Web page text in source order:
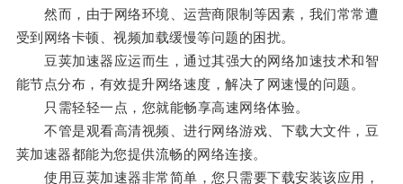
然而，由于网络环境、运营商限制等因素，我们常常遭
受到网络卡顿、视频加载缓慢等问题的困扰。
豆荚加速器应运而生，通过其强大的网络加速技术和智
能节点分布，有效提升网络速度，解决了网速慢的问题。
只需轻轻一点，您就能畅享高速网络体验。
不管是观看高清视频、进行网络游戏、下载大文件，豆
荚加速器都能为您提供流畅的网络连接。
使用豆荚加速器非常简单，您只需要下载安装该应用，